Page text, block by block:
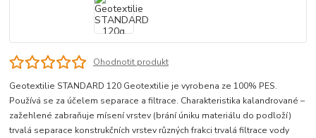
Ohodnotit produkt
Geotextilie STANDARD 120 Geotextilie je vyrobena ze 100% PES.
Používá se za účelem separace a filtrace. Charakteristika kalandrované –
zažehlené zabraňuje mísení vrstev (brání úniku materiálu do podloží)
trvalá separace konstrukčních vrstev různých frakci trvalá filtrace vody